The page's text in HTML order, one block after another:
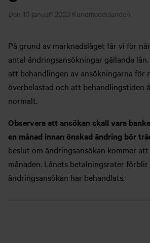
Den 10 januari 2023 Kundmeddelanden
På grund av marknadsläget får vi för
antal ändringsansökningar gällande
att behandlingen av ansökningarna för
överbelastad och att behandlingstiden
normalt.
Observera att ansökan skall vara
en månad innan önskad ändring bör
beslut om ändringsansökan kommer
månaden. Lånets betalningsrater
ändringsansökan har behandlats.